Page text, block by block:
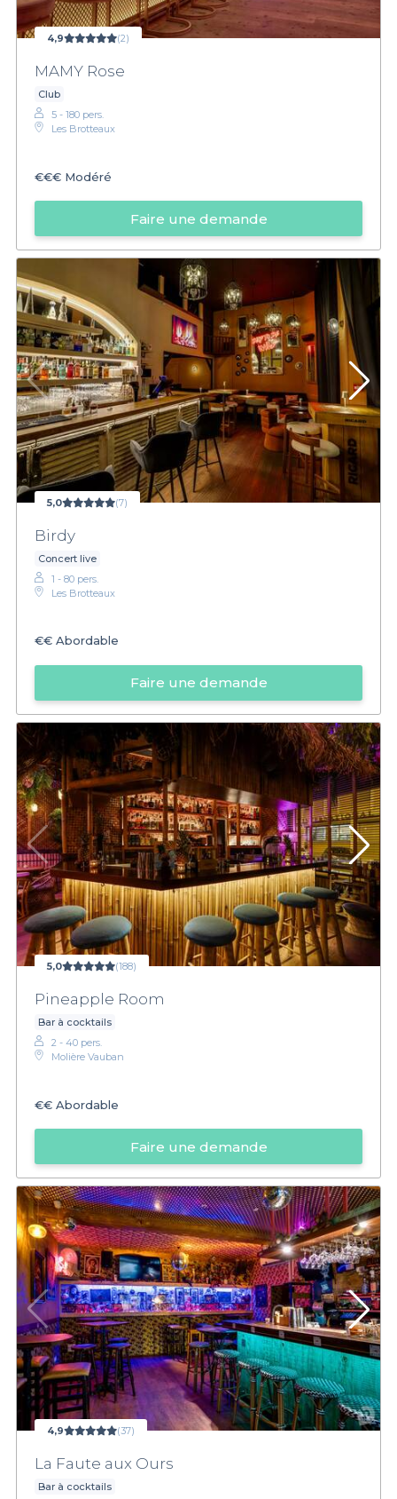
4,9 (2)
MAMY Rose
Club
5 - 180 pers.
Les Brotteaux
€€€ Modéré
Faire une demande
5,0 (7)
Birdy
Concert live
1 - 80 pers.
Les Brotteaux
€€ Abordable
Faire une demande
5,0 (188)
Pineapple Room
Bar à cocktails
2 - 40 pers.
Molière Vauban
€€ Abordable
Faire une demande
4,9 (37)
La Faute aux Ours
Bar à cocktails